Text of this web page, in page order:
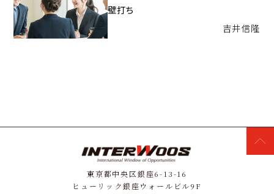
壁打ち
吉井信隆
東京都中央区銀座6-13-16
ヒューリック銀座ウォールビル9F